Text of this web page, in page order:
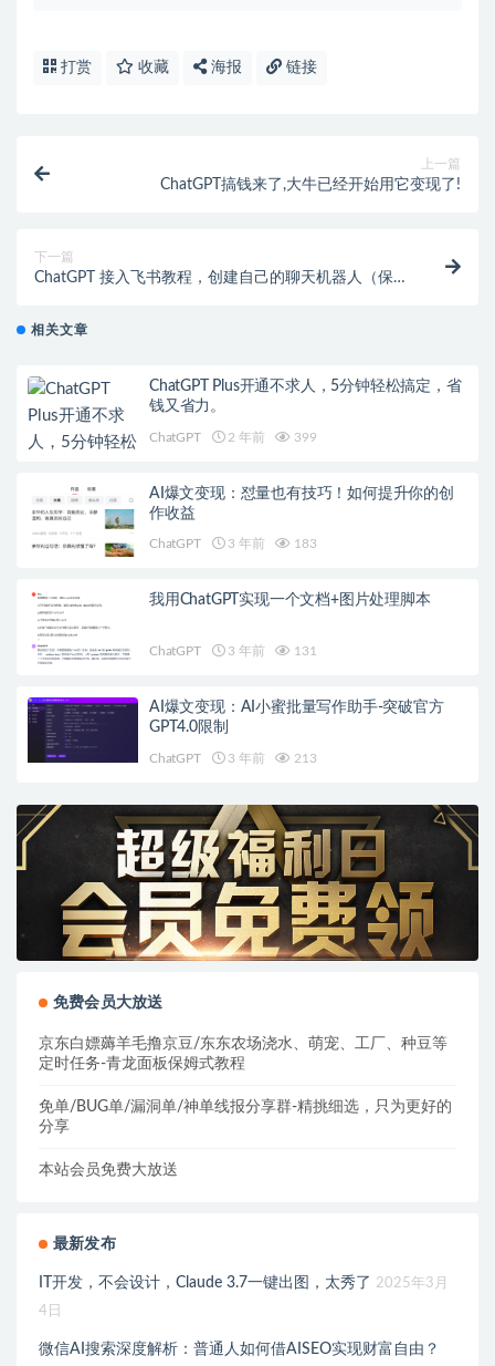
打赏 收藏 海报 链接
上一篇
ChatGPT搞钱来了,大牛已经开始用它变现了!
下一篇
ChatGPT 接入飞书教程，创建自己的聊天机器人（保姆
相关文章
ChatGPT Plus开通不求人，5分钟轻松搞定，省
钱又省力。
ChatGPT 2 年前 399
AI爆文变现：怼量也有技巧！如何提升你的创
作收益
ChatGPT 3 年前 183
我用ChatGPT实现一个文档+图片处理脚本
ChatGPT 3 年前 131
AI爆文变现：AI小蜜批量写作助手-突破官方
GPT4.0限制
ChatGPT 3 年前 213
免费会员大放送
京东白嫖薅羊毛撸京豆/东东农场浇水、萌宠、工厂、种豆等
定时任务-青龙面板保姆式教程
免单/BUG单/漏洞单/神单线报分享群-精挑细选，只为更好的
分享
本站会员免费大放送
最新发布
IT开发，不会设计，Claude 3.7一键出图，太秀了 2025年3月
4日
微信AI搜索深度解析：普通人如何借AISEO实现财富自由？